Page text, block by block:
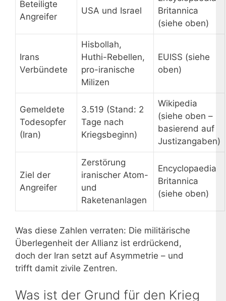
Beteiligte
Angreifer
USA und Israel
Britannica
(siehe oben)
Irans
Verbündete
Hisbollah,
Huthi-Rebellen,
pro-iranische
Milizen
EUISS (siehe
oben)
Gemeldete
Todesopfer
(Iran)
3.519 (Stand: 2
Tage nach
Kriegsbeginn)
Wikipedia
(siehe oben –
basierend auf
Justizangaben)
Ziel der
Angreifer
Zerstörung
iranischer Atom-
und
Raketenanlagen
Encyclopaedia
Britannica
(siehe oben)
Was diese Zahlen verraten: Die militärische
Überlegenheit der Allianz ist erdrückend,
doch der Iran setzt auf Asymmetrie – und
trifft damit zivile Zentren.
Was ist der Grund für den Krieg